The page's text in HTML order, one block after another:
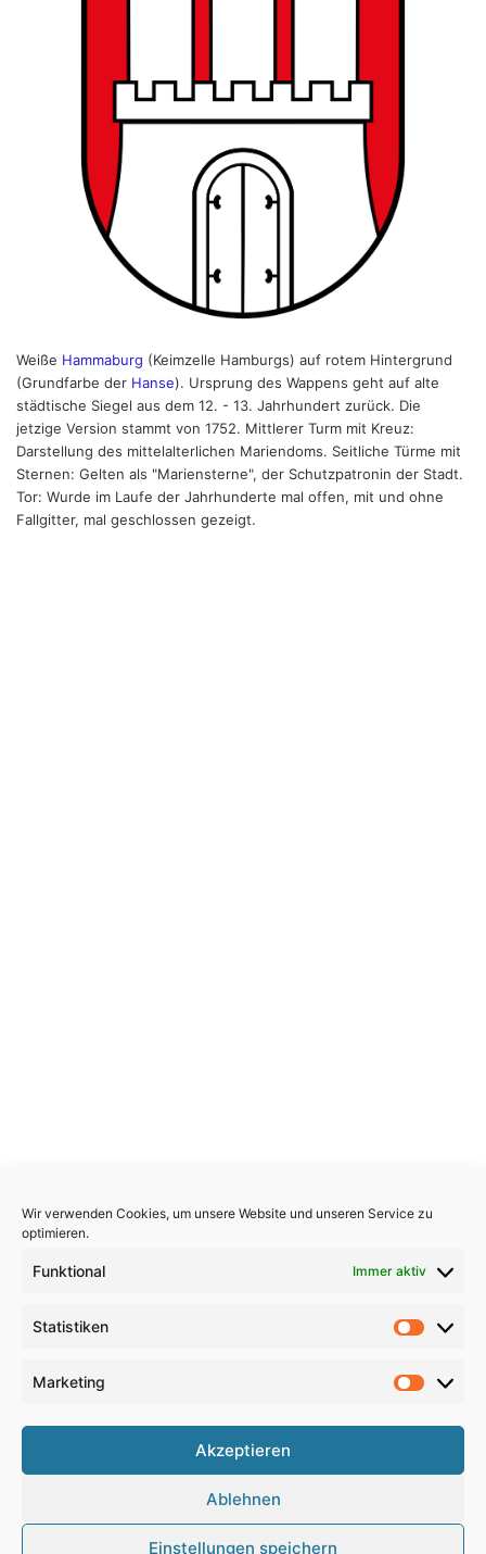
Wir verwenden Cookies, um unsere Website und unseren Service zu
optimieren.
Funktional Immer aktiv
Statistiken
Marketing
Akzeptieren
Ablehnen
Einstellungen speichern
Weiße Hammaburg (Keimzelle Hamburgs) auf rotem Hintergrund
(Grundfarbe der Hanse). Ursprung des Wappens geht auf alte
städtische Siegel aus dem 12. - 13. Jahrhundert zurück. Die
jetzige Version stammt von 1752. Mittlerer Turm mit Kreuz:
Darstellung des mittelalterlichen Mariendoms. Seitliche Türme mit
Sternen: Gelten als "Mariensterne", der Schutzpatronin der Stadt.
Tor: Wurde im Laufe der Jahrhunderte mal offen, mit und ohne
Fallgitter, mal geschlossen gezeigt.
Copyright 2026, All Rights Reserved
Haftungsausschluss